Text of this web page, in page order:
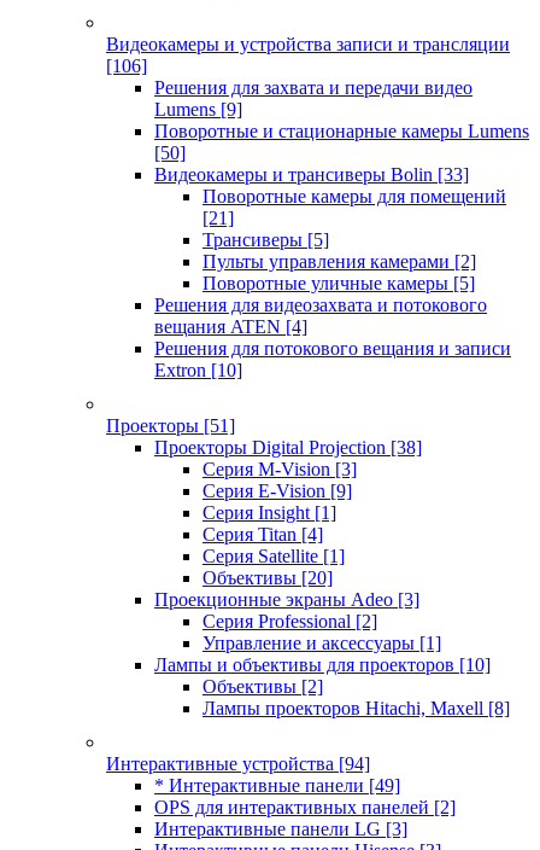
Видеокамеры и устройства записи и трансляции
[106]
Решения для захвата и передачи видео
Lumens [9]
Поворотные и стационарные камеры Lumens
[50]
Видеокамеры и трансиверы Bolin [33]
Поворотные камеры для помещений
[21]
Трансиверы [5]
Пульты управления камерами [2]
Поворотные уличные камеры [5]
Решения для видеозахвата и потокового
вещания ATEN [4]
Решения для потокового вещания и записи
Extron [10]
Проекторы [51]
Проекторы Digital Projection [38]
Серия M-Vision [3]
Серия E-Vision [9]
Серия Insight [1]
Серия Titan [4]
Серия Satellite [1]
Объективы [20]
Проекционные экраны Adeo [3]
Серия Professional [2]
Управление и аксессуары [1]
Лампы и объективы для проекторов [10]
Объективы [2]
Лампы проекторов Hitachi, Maxell [8]
Интерактивные устройства [94]
* Интерактивные панели [49]
OPS для интерактивных панелей [2]
Интерактивные панели LG [3]